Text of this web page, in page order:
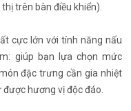
trên bàn điều khiển).
cực lớn với tính năng nấu
giúp bạn lựa chọn mức
đặc trưng cần gia nhiệt
hương vị độc đáo.